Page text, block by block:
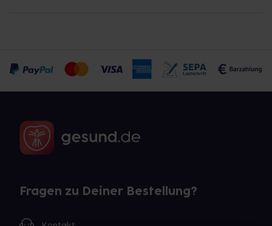
Fragen zu Deiner Bestellung?